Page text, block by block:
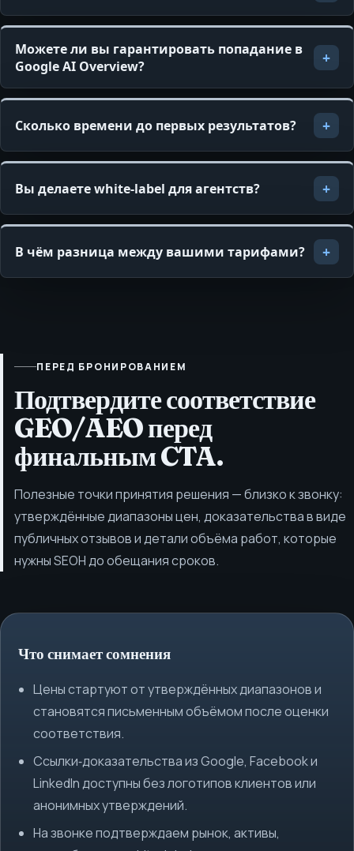
Можете ли вы гарантировать попадание в
Google AI Overview?
Сколько времени до первых результатов?
Вы делаете white-label для агентств?
В чём разница между вашими тарифами?
ПЕРЕД БРОНИРОВАНИЕМ
Подтвердите соответствие
GEO/AEO перед
финальным CTA.
Полезные точки принятия решения — близко к звонку:
утверждённые диапазоны цен, доказательства в виде
публичных отзывов и детали объёма работ, которые
нужны SEOH до обещания сроков.
Что снимает сомнения
Цены стартуют от утверждённых диапазонов и
становятся письменным объёмом после оценки
соответствия.
Ссылки‑доказательства из Google, Facebook и
LinkedIn доступны без логотипов клиентов или
анонимных утверждений.
На звонке подтверждаем рынок, активы,